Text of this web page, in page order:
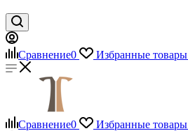
Сравнение0 Избранные товары
Сравнение0 Избранные товары